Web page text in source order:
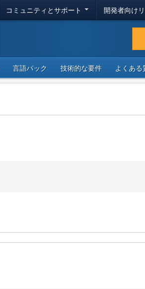
コミュニティとサポート 開発者向け
言語パック 技術的な要件 よくある